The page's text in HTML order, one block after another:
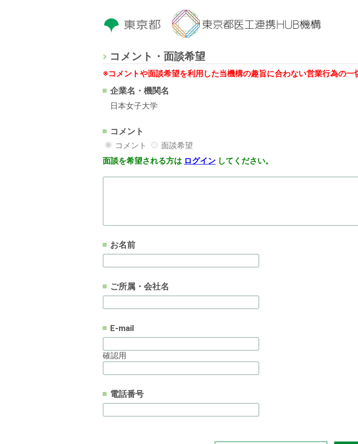
コメント・面談希望
※コメントや面談希望を利用した当機構の趣旨に合わない営業行為の一
企業名・機関名
日本女子大学
コメント
コメント
面談希望
面談を希望される方は ログイン してください。
お名前
ご所属・会社名
E-mail
確認用
電話番号